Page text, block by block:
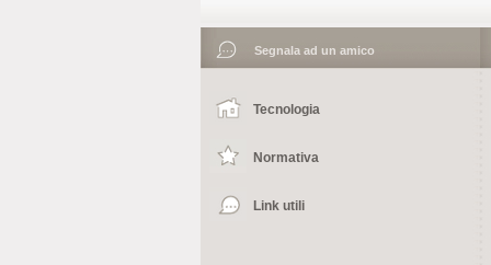
Segnala ad un amico
Tecnologia
Normativa
Link utili